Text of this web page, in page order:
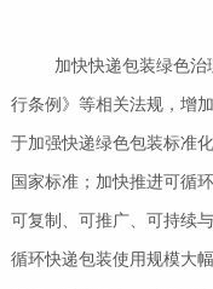
加快快递包装绿色治
行条例》等相关法规，增
于加强快递绿色包装标准
国家标准；加快推进可循
可复制、可推广、可持续
循环快递包装使用规模大